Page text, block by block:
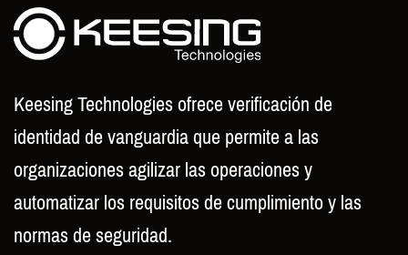
Keesing Technologies ofrece verificación de
identidad de vanguardia que permite a las
organizaciones agilizar las operaciones y
automatizar los requisitos de cumplimiento y las
normas de seguridad.